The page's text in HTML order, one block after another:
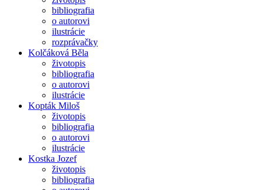
bibliografia
o autorovi
ilustrácie
rozprávačky
Kolčáková Běla
životopis
bibliografia
o autorovi
ilustrácie
Kopták Miloš
životopis
bibliografia
o autorovi
ilustrácie
Kostka Jozef
životopis
bibliografia